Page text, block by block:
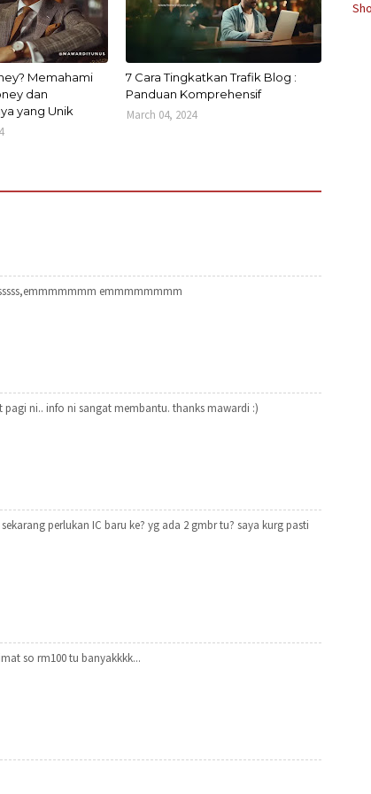
Memahami
dan
yang Unik
7 Cara Tingkatkan Trafik Blog :
Panduan Komprehensif
March 04, 2024
emmmmmmmm
ni.. info ni sangat membantu. thanks mawardi :)
perlukan IC baru ke? yg ada 2 gmbr tu? saya kurg pasti
so rm100 tu banyakkkk...